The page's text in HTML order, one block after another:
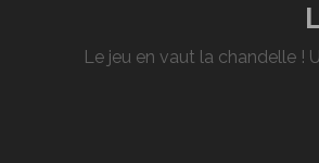
Le jeu en vaut la chandelle !